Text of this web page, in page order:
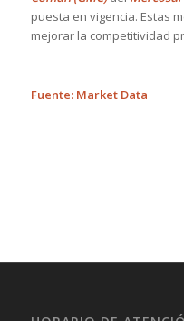
puesta en vigencia. Estas
mejorar la competitividad
Fuente: Market Data